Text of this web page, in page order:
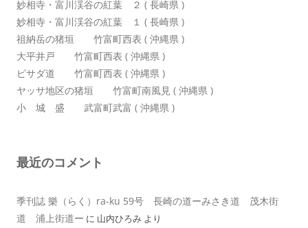
妙相寺・富川渓谷の紅葉 ２ ( 長崎県 )
妙相寺・富川渓谷の紅葉 １ ( 長崎県 )
祖納岳の猪垣 竹富町西表 ( 沖縄県 )
大平井戸 竹富町西表 ( 沖縄県 )
ピサダ道 竹富町西表 ( 沖縄県 )
ヤッサ地区の猪垣 竹富町南風見 ( 沖縄県 )
小 城 盛 武富町武富 ( 沖縄県 )
最近のコメント
季刊誌 樂（らく）ra-ku 59号 長崎の道ーみさき道 茂木街
道 浦上街道ー に 山内ひろみ より